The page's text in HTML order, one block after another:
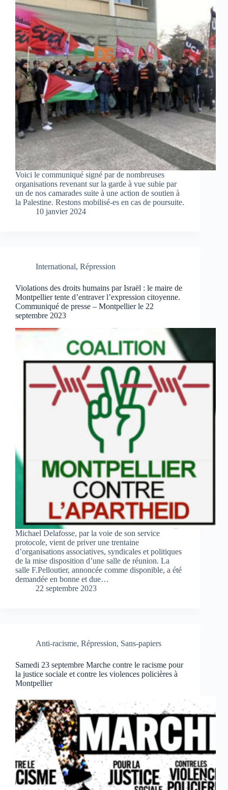
Voici le communiqué signé par de nombreuses
organisations revenant sur la garde à vue subie par
un de nos camarades suite à une action de soutien à
la Palestine. Restons mobilisé-es en cas de poursuite.
10 janvier 2024
International, Répression
Violations des droits humains par Israël : le maire de
Montpellier tente d’entraver l’expression citoyenne.
Communiqué de presse – Montpellier le 22
septembre 2023
Michael Delafosse, par la voie de son service
protocole, vient de priver une trentaine
d’organisations associatives, syndicales et politiques
de la mise disposition d’une salle de réunion. La
salle F.Pelloutier, annoncée comme disponible, a été
demandée en bonne et due…
22 septembre 2023
Anti-racisme, Répression, Sans-papiers
Samedi 23 septembre Marche contre le racisme pour
la justice sociale et contre les violences policières à
Montpellier